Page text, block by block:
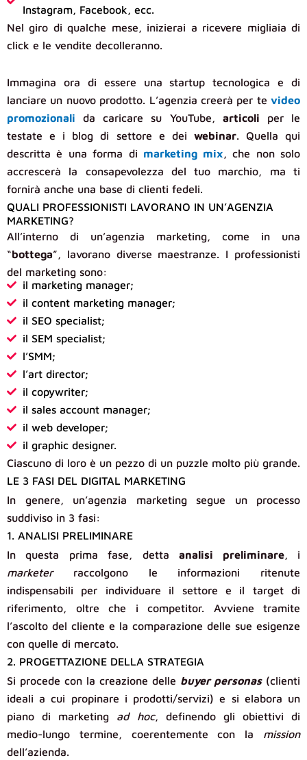
Instagram, Facebook, ecc.
Nel giro di qualche mese, inizierai a ricevere migliaia di
click e le vendite decolleranno.
Immagina ora di essere una startup tecnologica e di
lanciare un nuovo prodotto. L’agenzia creerà per te video
promozionali da caricare su YouTube, articoli per le
testate e i blog di settore e dei webinar. Quella qui
descritta è una forma di marketing mix, che non solo
accrescerà la consapevolezza del tuo marchio, ma ti
fornirà anche una base di clienti fedeli.
QUALI PROFESSIONISTI LAVORANO IN UN’AGENZIA
MARKETING?
All’interno di un’agenzia marketing, come in una
“bottega”, lavorano diverse maestranze. I professionisti
del marketing sono:
il marketing manager;
il content marketing manager;
il SEO specialist;
il SEM specialist;
l’SMM;
l’art director;
il copywriter;
il sales account manager;
il web developer;
il graphic designer.
Ciascuno di loro è un pezzo di un puzzle molto più grande.
LE 3 FASI DEL DIGITAL MARKETING
In genere, un’agenzia marketing segue un processo
suddiviso in 3 fasi:
1. ANALISI PRELIMINARE
In questa prima fase, dettaanalisi preliminare, i
marketerraccolgono le informazioni ritenute
indispensabili per individuare il settore e il target di
riferimento, oltre che i competitor. Avviene tramite
l’ascolto del cliente e la comparazione delle sue esigenze
con quelle di mercato.
2. PROGETTAZIONE DELLA STRATEGIA
Si procede con la creazione delle buyer personas(clienti
ideali a cui propinare i prodotti/servizi) e si elabora un
piano di marketing ad hoc, definendo gli obiettivi di
medio-lungo termine, coerentemente con la mission
dell’azienda.